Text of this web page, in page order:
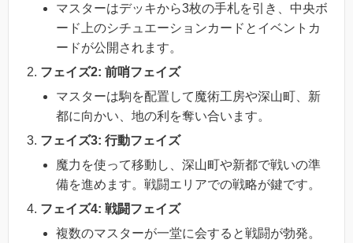
マスターはデッキから3枚の手札を引き、中央ボ
ード上のシチュエーションカードとイベントカ
ードが公開されます。
フェイズ2: 前哨フェイズ
マスターは駒を配置して魔術工房や深山町、新
都に向かい、地の利を奪い合います。
フェイズ3: 行動フェイズ
魔力を使って移動し、深山町や新都で戦いの準
備を進めます。戦闘エリアでの戦略が鍵です。
フェイズ4: 戦闘フェイズ
複数のマスターが一堂に会すると戦闘が勃発。